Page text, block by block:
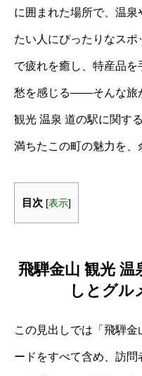
に囲まれた場所で、温
たい人にぴったりなス
で疲れを癒し、特産品
愁を感じる――そんな旅
観光 温泉 道の駅に関す
満ちたこの町の魅力を、
目次 [表示]
飛騨金山 観光
しとグル
この見出しでは「飛騨
ードをすべて含め、訪